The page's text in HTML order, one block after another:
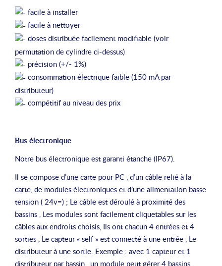
facile à installer
facile à nettoyer
doses distribuée facilement modifiable (voir
permutation de cylindre ci-dessus)
précision (+/- 1%)
consommation électrique faible (150 mA par
distributeur)
compétitif au niveau des prix
Bus électronique
Notre bus électronique est garanti étanche (IP67).
Il se compose d’une carte pour PC , d’un câble relié à la
carte, de modules électroniques et d’une alimentation basse
tension ( 24v=) ; Le câble est déroulé à proximité des
bassins , Les modules sont facilement cliquetables sur les
câbles aux endroits choisis, Ils ont chacun 4 entrées et 4
sorties , Le capteur « self » est connecté à une entrée , Le
distributeur à une sortie. Exemple : avec 1 capteur et 1
distributeur par bassin , un module peut gérer 4 bassins.